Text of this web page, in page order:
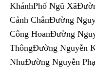
KhánhPhố Ngũ
Cảnh ChânĐường
Công HoanĐường
ThôngĐường Nguyễn
NhuĐường Nguyễn